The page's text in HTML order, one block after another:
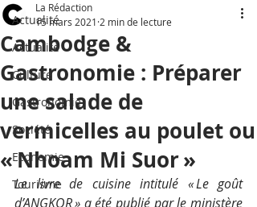
Actualité
Actualité
Culture
Gastronomie
Société
Economie
Tourisme
Cambodge &
Gastronomie : Préparer
une salade de
vermicelles au poulet ou
« Nhoam Mi Suor »
La Rédaction
15 mars 2021 2 min de lecture
Le livre de cuisine intitulé « Le goût
d’ANGKOR » a été publié par le ministère